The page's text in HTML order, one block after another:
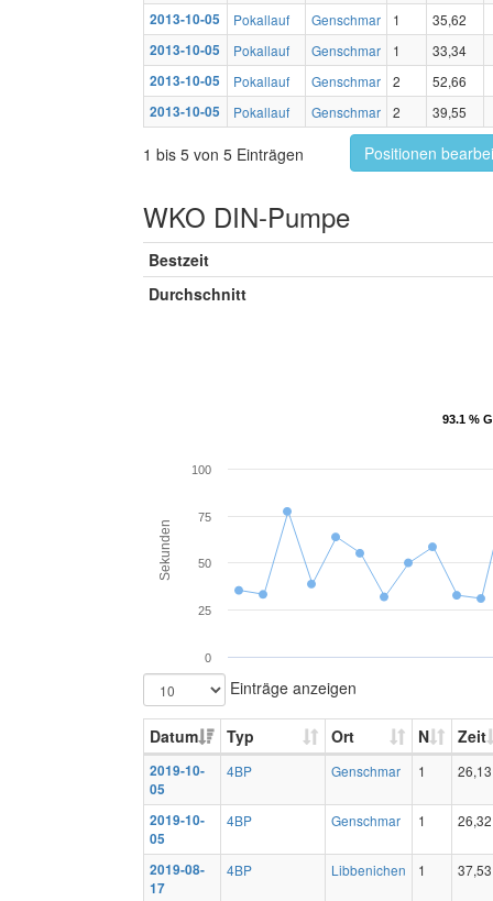
2013-10-05
Pokallauf Genschmar 1
35,62
2013-10-05
Pokallauf Genschmar 1
33,34
2013-10-05
Pokallauf Genschmar 2
52,66
2013-10-05
Pokallauf Genschmar 2 39,55
1 bis 5 von 5 Einträgen Positionen
WKO DIN-Pumpe
Bestzeit
Durchschnitt
93.1 %
93.1 %
Sekunden
0
25
50
75
100
Einträge anzeigen
Datum Typ Ort N Zeit
2019-10-
05
4BP Genschmar 1 26,13
2019-10-
05
4BP Genschmar 1 26,32
2019-08-
17
4BP Libbenichen 1 37,53